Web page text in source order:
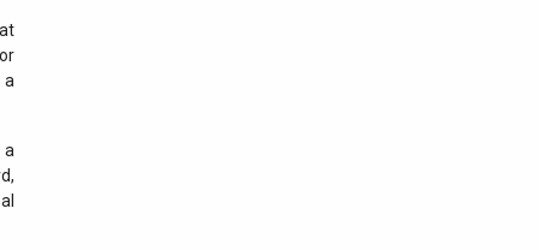
a
a